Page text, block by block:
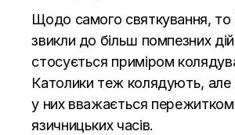
Щодо самого святкування, то
звикли до більш помпезних
стосується приміром
Католики теж колядують, але
у них вважається пережитком
язичницьких часів.